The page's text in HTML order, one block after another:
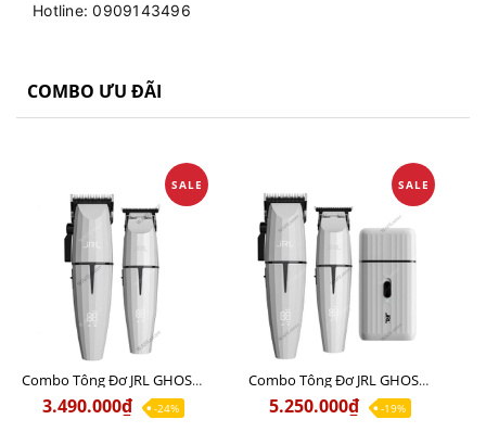
Hotline: 0909143496
COMBO ƯU ĐÃI
SALE
Combo Tông Đơ JRL GHOST 1 Limited Edition Chính Hãng USA
3.490.000₫ -24%
SALE
Combo Tông Đơ JRL GHOST 2 Limited Edition Chính Hãng USA
5.250.000₫ -19%